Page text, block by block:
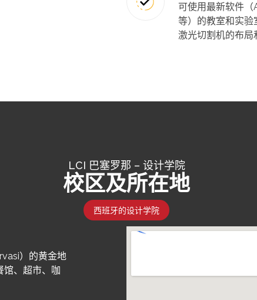
可使用最新软件
等）的教室和实
激光切割机的布局
LCI 巴塞罗那 – 设计学院
校区及所在地
西班牙的设计学院
）的黄金地
馆、超市、咖